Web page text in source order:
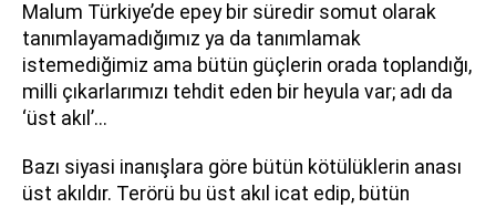
M alum Türkiye’de epey bir süredir somut olarak
tanımlayamadığımız ya da tanımlamak
istemediğimiz ama bütün güçlerin orada toplandığı,
milli çıkarlarımızı tehdit eden bir heyula var; adı da
‘üst akıl’...
Bazı siyasi inanışlara göre bütün kötülüklerin anası
üst akıldır. Terörü bu üst akıl icat edip, bütün